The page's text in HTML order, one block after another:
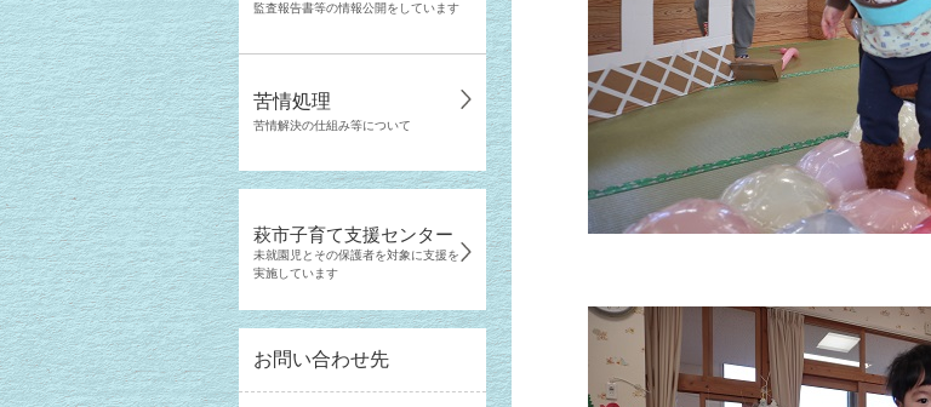
監査報告書等の情報公開をしています
苦情処理
苦情解決の仕組み等について
萩市子育て支援センター
未就園児とその保護者を対象に支援を
実施しています
お問い合わせ先